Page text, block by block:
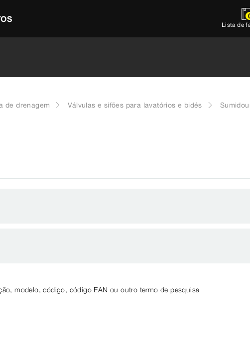
Lista de
de drenagem Válvulas e sifões para lavatórios e bidés
modelo, código, código EAN ou outro termo de pesquisa